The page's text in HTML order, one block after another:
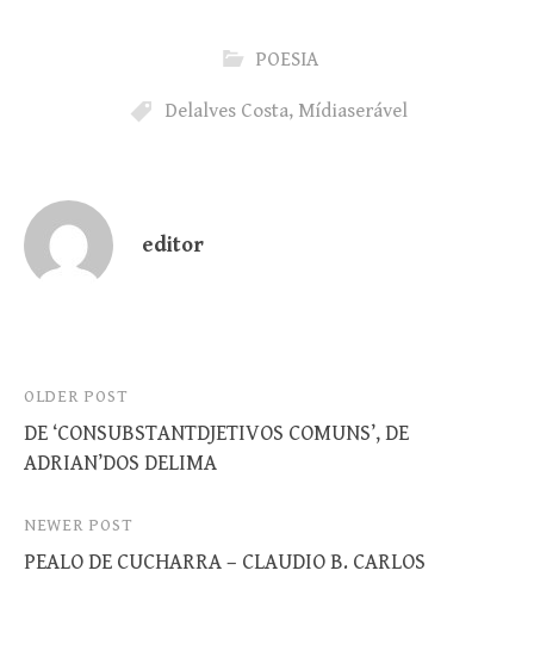
POESIA
Delalves Costa, Mídiaserável
editor
Post
navigation
OLDER POST
DE ‘CONSUBSTANTDJETIVOS COMUNS’, DE
ADRIAN’DOS DELIMA
NEWER POST
PEALO DE CUCHARRA – CLAUDIO B. CARLOS